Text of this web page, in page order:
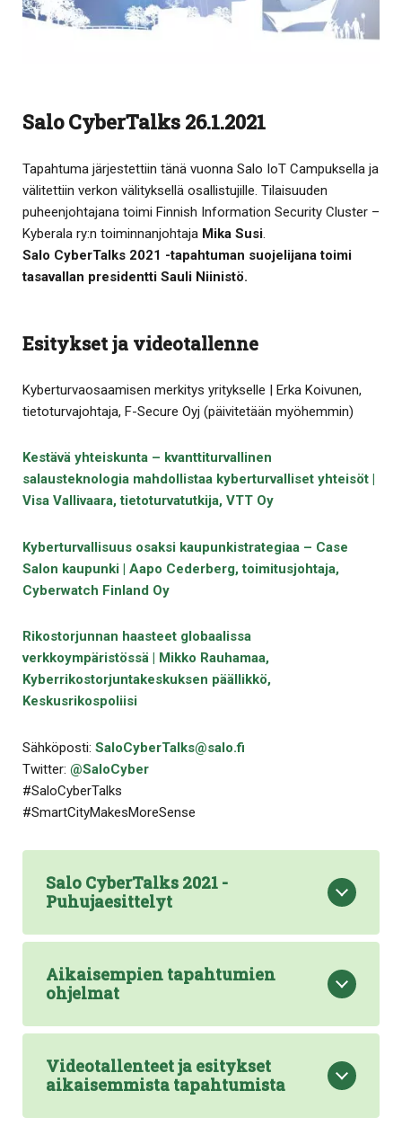
Salo CyberTalks 26.1.2021
Tapahtuma järjestettiin tänä vuonna Salo IoT Campuksella ja
välitettiin verkon välityksellä osallistujille. Tilaisuuden
puheenjohtajana toimi Finnish Information Security Cluster –
Kyberala ry:n toiminnanjohtaja Mika Susi.
Salo CyberTalks 2021 -tapahtuman suojelijana toimi
tasavallan presidentti Sauli Niinistö.
Esitykset ja videotallenne
Kyberturvaosaamisen merkitys yritykselle | Erka Koivunen,
tietoturvajohtaja, F-Secure Oyj (päivitetään myöhemmin)
Kestävä yhteiskunta – kvanttiturvallinen
salausteknologia mahdollistaa kyberturvalliset yhteisöt |
Visa Vallivaara, tietoturvatutkija, VTT Oy
Kyberturvallisuus osaksi kaupunkistrategiaa – Case
Salon kaupunki | Aapo Cederberg, toimitusjohtaja,
Cyberwatch Finland Oy
Rikostorjunnan haasteet globaalissa
verkkoympäristössä | Mikko Rauhamaa,
Kyberrikostorjuntakeskuksen päällikkö,
Keskusrikospoliisi
Sähköposti: SaloCyberTalks@salo.fi
Twitter: @SaloCyber
#SaloCyberTalks
#SmartCityMakesMoreSense
Salo CyberTalks 2021 -
Puhujaesittelyt
Aikaisempien tapahtumien
ohjelmat
Videotallenteet ja esitykset
aikaisemmista tapahtumista